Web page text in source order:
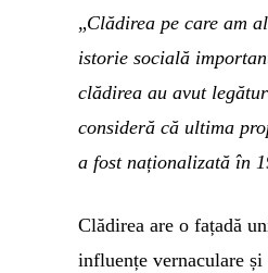
„Clădirea pe care am
istorie socială
clădirea au avut
consideră că ultima
a fost naționalizată în
Clădirea are o fațadă
influențe vernaculare